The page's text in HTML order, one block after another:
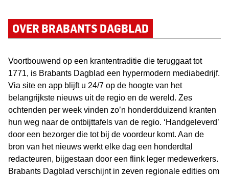
OVER BRABANTS DAGBLAD
Voortbouwend op een krantentraditie die teruggaat tot
1771, is Brabants Dagblad een hypermodern mediabedrijf.
Via site en app blijft u 24/7 op de hoogte van het
belangrijkste nieuws uit de regio en de wereld. Zes
ochtenden per week vinden zo’n honderdduizend kranten
hun weg naar de ontbijttafels van de regio. ‘Handgeleverd’
door een bezorger die tot bij de voordeur komt. Aan de
bron van het nieuws werkt elke dag een honderdtal
redacteuren, bijgestaan door een flink leger medewerkers.
Brabants Dagblad verschijnt in zeven regionale edities om